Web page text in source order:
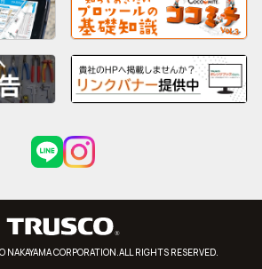
CORPORATION.ALL RIGHTS RESERVED.